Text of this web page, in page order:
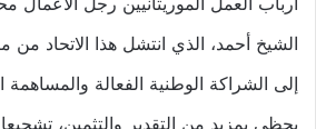
الشيخ أحمد، الذي انتشل هذا الاتحاد
إلى الشراكة الوطنية الفعالة والمساهمة
يحظى بمزيد من التقدير والتثمين،